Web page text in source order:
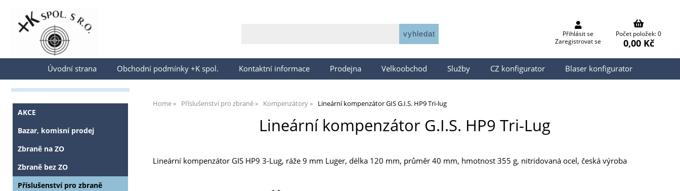
Přihlásit se
Přihlásit se
Zaregistrovat se
Počet položek: 0
0,00 Kč
Úvodní strana Obchodní podmínky +K spol. Kontaktní informace Prodejna Velkoobchod Služby CZ konfigurator Blaser konfigurator
Home Příslušenství pro zbraně Kompenzátory Lineární kompenzátor GIS G.I.S. HP9 Tri-lug
Lineární kompenzátor G.I.S. HP9 Tri-Lug
Lineární kompenzátor GIS HP9 3-Lug, ráže 9 mm Luger, délka 120 mm, průměr 40 mm, hmotnost 355 g, nitridovaná ocel, česká výroba
AKCE
Bazar, komisní prodej
Zbraně na ZO
Zbraně bez ZO
Příslušenství pro zbraně